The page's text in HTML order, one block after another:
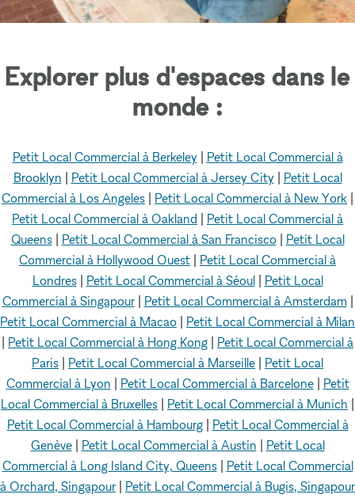
Explorer plus d'espaces dans le
monde :
Petit Local Commercial à Berkeley
Petit Local Commercial à
Brooklyn
Petit Local Commercial à Jersey City
Petit Local
Commercial à Los Angeles
Petit Local Commercial à New York
Petit Local Commercial à Oakland
Petit Local Commercial à
Queens| Petit Local Commercial à San Francisco| Petit Local
Commercial à Hollywood Ouest
Petit Local Commercial à
Londres| Petit Local Commercial à Séoul| Petit Local
Commercial à Singapour| Petit Local Commercial à Amsterdam|
Petit Local Commercial à Macao
Petit Local Commercial à Milan
Petit Local Commercial à Hong Kong
Petit Local Commercial à
Paris
Petit Local Commercial à Marseille
Petit Local
Commercial à Lyon
Petit Local Commercial à Barcelone| Petit
Local Commercial à Bruxelles
Petit Local Commercial à Munich
Petit Local Commercial à Hambourg| Petit Local Commercial à
Genève| Petit Local Commercial à Austin
Petit Local
Commercial à Long Island City, Queens| Petit Local Commercial
à Orchard, Singapour
Petit Local Commercial à Bugis, Singapour